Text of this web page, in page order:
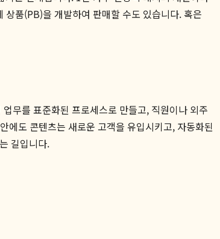
품(PB)을 개발하여 판매할 수도 있습니다. 혹은
무를 표준화된 프로세스로 만들고, 직원이나 외주
에도 콘텐츠는 새로운 고객을 유입시키고, 자동화된
길입니다.